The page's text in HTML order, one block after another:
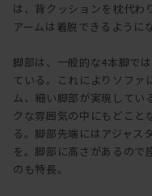
は、背クッションを枕代わ
アームは着脱できるように
脚部は、一般的な4本脚で
ている。これによりソファ
ム、細い脚部が実現してい
クな雰囲気の中にもどこと
る。脚部先端にはアジャス
を。脚部に高さがあるので
のも特長。